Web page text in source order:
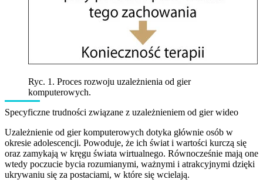
Ryc. 1. Proces rozwoju uzależnienia od gier
komputerowych.
Specyficzne trudności związane z uzależnieniem od gier wideo
Uzależnienie od gier komputerowych dotyka głównie osób w
okresie adolescencji. Powoduje, że ich świat i wartości kurczą się
oraz zamykają w kręgu świata wirtualnego. Równocześnie mają one
wtedy poczucie bycia rozumianymi, ważnymi i atrakcyjnymi dzięki
ukrywaniu się za postaciami, w które się wcielają.